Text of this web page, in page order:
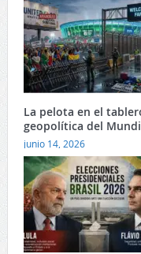
La pelota en el
geopolítica del
junio 14, 2026